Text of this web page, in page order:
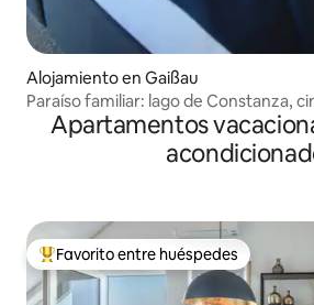
Alojamiento en Gaißau
Paraíso familiar: lago de Constanza,
Apartamentos
Favorito entre huéspedes preferido
Favorito entre huéspedes